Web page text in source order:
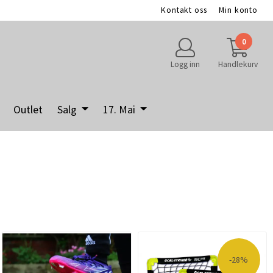
Kontakt oss Min konto
Logg inn
0
Handlekurv
Outlet Salg 17. Mai
-28%